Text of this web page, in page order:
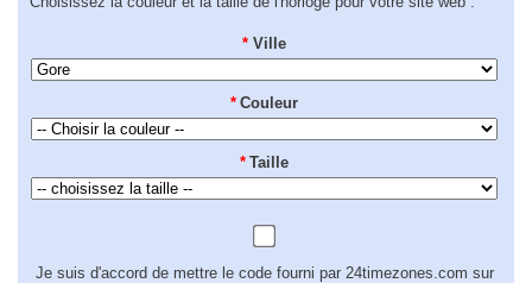
* Ville
* Couleur
* Taille
Je suis d'accord de mettre le code fourni par 24timezones.com sur